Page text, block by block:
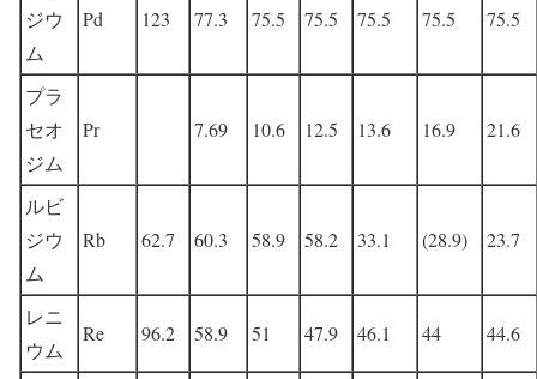
ジウ
ム
Pd 123 77.3 75.5 75.5 75.5 75.5 75.5
プラ
セオ
ジム
Pr 7.69 10.6 12.5 13.6 16.9 21.6
ルビ
ジウ
ム
Rb 62.7 60.3 58.9 58.2 33.1 (28.9) 23.7
レニ
ウム
Re 96.2 58.9 51 47.9 46.1 44 44.6